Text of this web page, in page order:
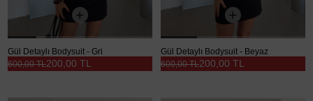
Gül Detaylı Bodysuit - Gri
200,00 TL
600,00 TL
Gül Detaylı Bodysuit - Beyaz
200,00 TL
600,00 TL